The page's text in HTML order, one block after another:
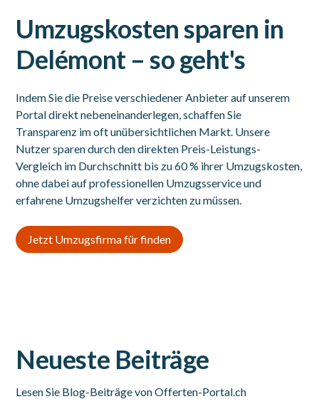
Umzugskosten sparen in
Delémont – so geht's
Indem Sie die Preise verschiedener Anbieter auf unserem
Portal direkt nebeneinanderlegen, schaffen Sie
Transparenz im oft unübersichtlichen Markt. Unsere
Nutzer sparen durch den direkten Preis-Leistungs-
Vergleich im Durchschnitt bis zu 60 % ihrer Umzugskosten,
ohne dabei auf professionellen Umzugsservice und
erfahrene Umzugshelfer verzichten zu müssen.
Jetzt Umzugsfirma für finden
Neueste Beiträge
Lesen Sie Blog-Beiträge von Offerten-Portal.ch